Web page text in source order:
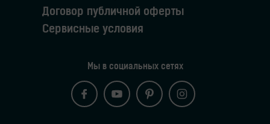
Договор публичной оферты
Сервисные условия
Мы в социальных сетях